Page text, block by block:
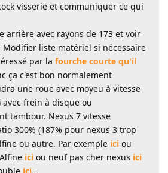
visserie et communiquer ce qui
arrière avec rayons de 173 et voir
Modifier liste matériel si nécessaire
par la fourche courte qu'il
ça c'est bon normalement
une roue avec moyeu à vitesse
avec frein à disque ou
tambour. Nexus 7 vitesse
300% (187% pour nexus 3 trop
ou autre. Par exemple ici ou
ici ou neuf pas cher nexus ici